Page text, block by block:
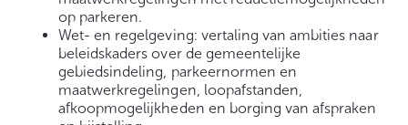
op parkeren.
Wet- en regelgeving: vertaling van ambities naar
beleidskaders over de gemeentelijke
gebiedsindeling, parkeernormen en
maatwerkregelin­gen, loopafstanden,
afkoopmogelijkheden en borging van afspraken